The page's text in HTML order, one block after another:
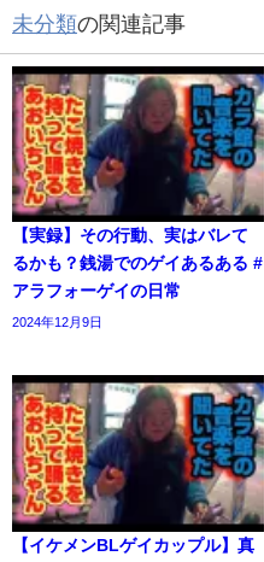
未分類の関連記事
【実録】その行動、実はバレて
るかも？銭湯でのゲイあるある #
アラフォーゲイの日常
2024年12月9日
【イケメンBLゲイカップル】真